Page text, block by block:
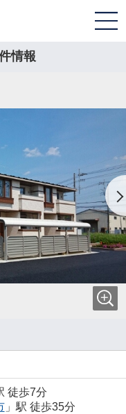
情報
徒歩7分
」駅 徒歩35分